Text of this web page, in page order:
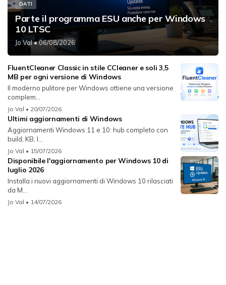
DATI
Parte il programma ESU anche per Windows
10 LTSC
Jo Val• 06/08/2026
FluentCleaner Classic in stile CCleaner e soli 3,5
MB per ogni versione di Windows
Il moderno pulitore per Windows ottiene una versione
complem...
Jo Val • 20/07/2026
Ultimi aggiornamenti di Windows
Aggiornamenti Windows 11 e 10: hub completo con
build, KB, l...
Jo Val • 15/07/2026
Disponibile l'aggiornamento per Windows 10 di
luglio 2026
Installa i nuovi aggiornamenti di Windows 10 rilasciati
da M...
Jo Val • 14/07/2026